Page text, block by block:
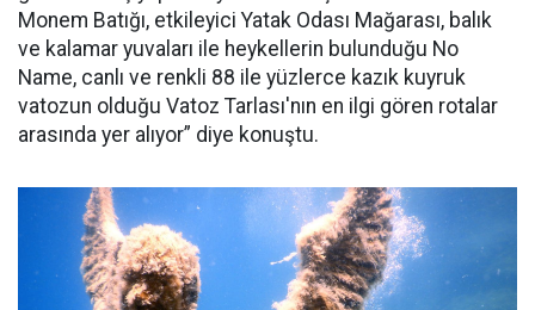
Monem Batığı, etkileyici Yatak Odası Mağarası, balık
ve kalamar yuvaları ile heykellerin bulunduğu No
Name, canlı ve renkli 88 ile yüzlerce kazık kuyruk
vatozun olduğu Vatoz Tarlası'nın en ilgi gören rotalar
arasında yer alıyor” diye konuştu.